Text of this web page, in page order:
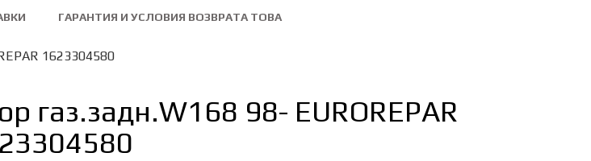
ГАРАНТИЯ И УСЛОВИЯ ВОЗВРАТА ТОВА
1623304580
газ.задн.W168 98- EUROREPAR